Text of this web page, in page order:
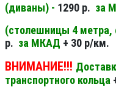
(диваны) - 1290 р. за
(столешницы 4 метра,
р. за МКАД + 30 р/км.
ВНИМАНИЕ!!!
транспортного кольца